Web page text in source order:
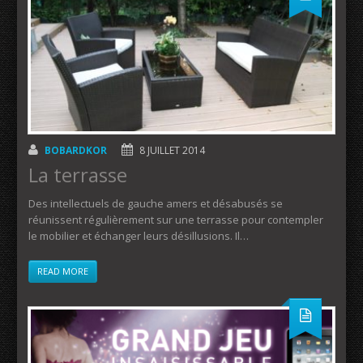
BOBARDKOR 8 JUILLET 2014
La terrasse
Des intellectuels de gauche amers et désabusés se
réunissent régulièrement sur une terrasse pour contempler
le mobilier et échanger leurs désillusions. Il…
READ MORE